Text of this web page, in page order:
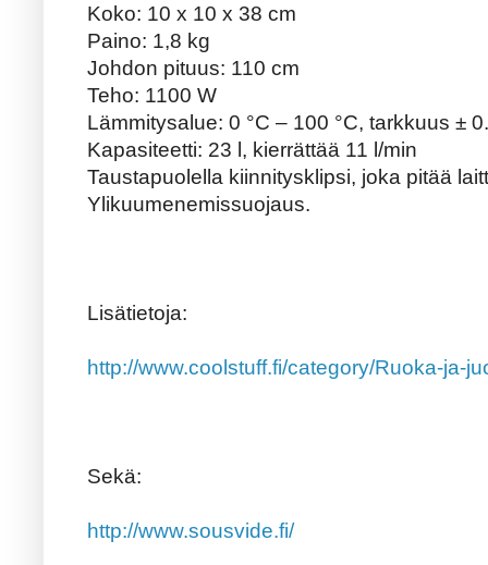
Koko: 10 x 10 x 38 cm
Paino: 1,8 kg
Johdon pituus: 110 cm
Teho: 1100 W
Lämmitysalue: 0 °C – 100 °C, tarkkuus ±
Kapasiteetti: 23 l, kierrättää 11 l/min
Taustapuolella kiinnitysklipsi, joka pitää
Ylikuumenemissuojaus.
Lisätietoja:
http://www.coolstuff.fi/category/Ruoka-ja-
Sekä:
http://www.sousvide.fi/